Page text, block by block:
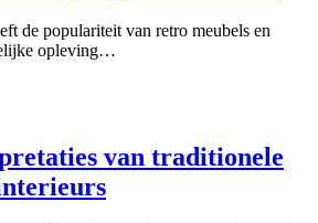
de populariteit van retro meubels en
opleving…
van traditionele